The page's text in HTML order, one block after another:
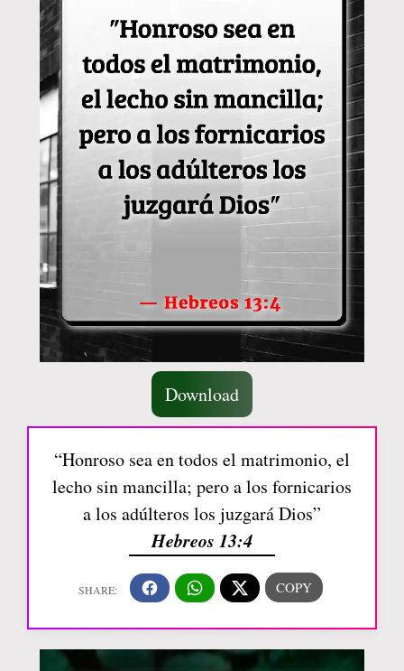
Download
“Honroso sea en todos el matrimonio, el
lecho sin mancilla; pero a los fornicarios
a los adúlteros los juzgará Dios”
Hebreos 13:4